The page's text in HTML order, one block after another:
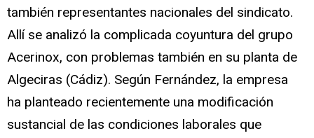
también representantes nacionales del sindicato.
Allí se analizó la complicada coyuntura del grupo
Acerinox, con problemas también en su planta de
Algeciras (Cádiz). Según Fernández, la empresa
ha planteado recientemente una modificación
sustancial de las condiciones laborales que